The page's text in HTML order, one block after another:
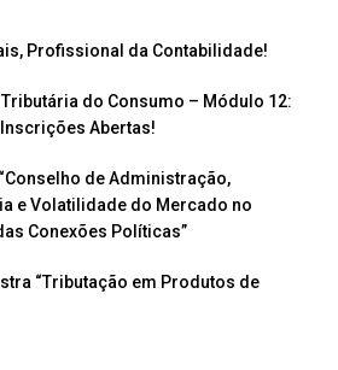
til
h
ar
Profissional da Contabilidade!
do Consumo – Módulo 12:
Abertas!
de Administração,
e Volatilidade do Mercado no
Conexões Políticas”
“Tributação em Produtos de